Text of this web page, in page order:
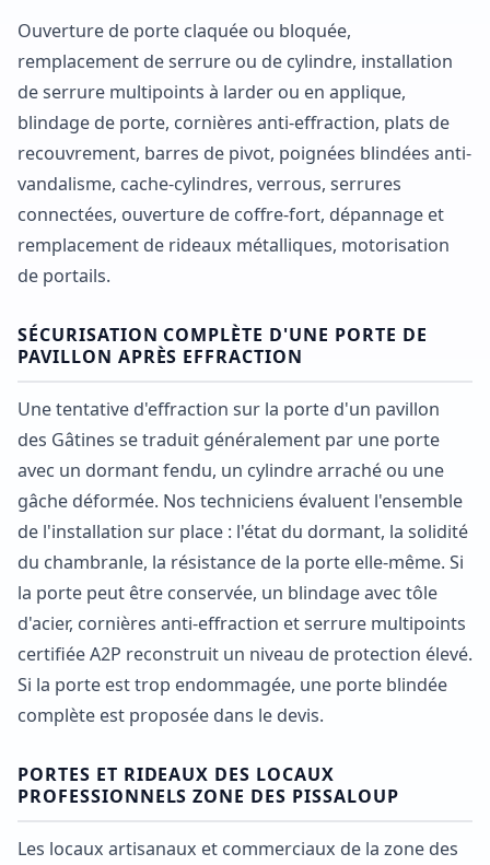
Ouverture de porte claquée ou bloquée,
remplacement de serrure ou de cylindre, installation
de serrure multipoints à larder ou en applique,
blindage de porte, cornières anti-effraction, plats de
recouvrement, barres de pivot, poignées blindées anti-
vandalisme, cache-cylindres, verrous, serrures
connectées, ouverture de coffre-fort, dépannage et
remplacement de rideaux métalliques, motorisation
de portails.
SÉCURISATION COMPLÈTE D'UNE PORTE DE
PAVILLON APRÈS EFFRACTION
Une tentative d'effraction sur la porte d'un pavillon
des Gâtines se traduit généralement par une porte
avec un dormant fendu, un cylindre arraché ou une
gâche déformée. Nos techniciens évaluent l'ensemble
de l'installation sur place : l'état du dormant, la solidité
du chambranle, la résistance de la porte elle-même. Si
la porte peut être conservée, un blindage avec tôle
d'acier, cornières anti-effraction et serrure multipoints
certifiée A2P reconstruit un niveau de protection élevé.
Si la porte est trop endommagée, une porte blindée
complète est proposée dans le devis.
PORTES ET RIDEAUX DES LOCAUX
PROFESSIONNELS ZONE DES PISSALOUP
Les locaux artisanaux et commerciaux de la zone des